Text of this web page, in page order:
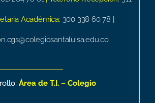
Académica: 300 338 60 78
Área de T.I. – Colegio